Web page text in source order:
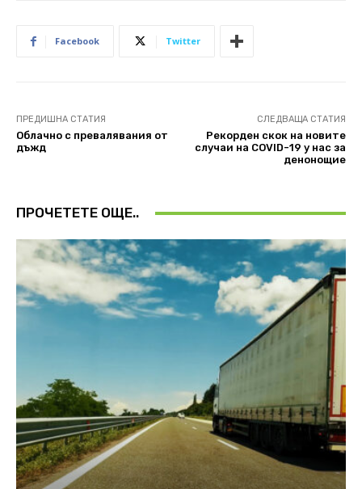
Facebook Twitter
ПРЕДИШНА СТАТИЯ
Облачно с превалявания от
дъжд
СЛЕДВАЩА СТАТИЯ
Рекорден скок на новите
случаи на COVID-19 у нас за
денонощие
ПРОЧЕТЕТЕ ОЩЕ..